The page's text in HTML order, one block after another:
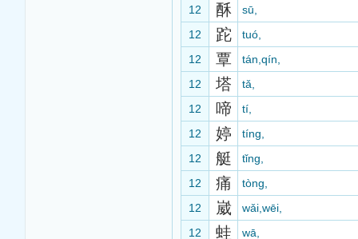
12
酥
sū,
12
跎
tuó,
12
覃
tán,qín,
12
塔
tǎ,
12
啼
tí,
12
婷
tíng,
12
艇
tǐng,
12
痛
tòng,
12
崴
wǎi,wēi,
12
蛙
wā,